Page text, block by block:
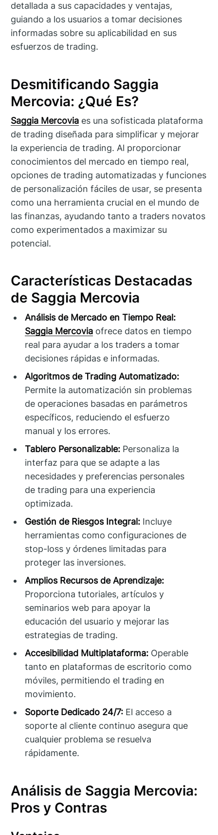
detallada a sus capacidades y ventajas,
guiando a los usuarios a tomar decisiones
informadas sobre su aplicabilidad en sus
esfuerzos de trading.
Desmitificando Saggia
Mercovia: ¿Qué Es?
Saggia Mercovia es una sofisticada plataforma
de trading diseñada para simplificar y mejorar
la experiencia de trading. Al proporcionar
conocimientos del mercado en tiempo real,
opciones de trading automatizadas y funciones
de personalización fáciles de usar, se presenta
como una herramienta crucial en el mundo de
las finanzas, ayudando tanto a traders novatos
como experimentados a maximizar su
potencial.
Características Destacadas
de Saggia Mercovia
Análisis de Mercado en Tiempo Real:
Saggia Mercovia ofrece datos en tiempo
real para ayudar a los traders a tomar
decisiones rápidas e informadas.
Algoritmos de Trading Automatizado:
Permite la automatización sin problemas
de operaciones basadas en parámetros
específicos, reduciendo el esfuerzo
manual y los errores.
Tablero Personalizable: Personaliza la
interfaz para que se adapte a las
necesidades y preferencias personales
de trading para una experiencia
optimizada.
Gestión de Riesgos Integral: Incluye
herramientas como configuraciones de
stop-loss y órdenes limitadas para
proteger las inversiones.
Amplios Recursos de Aprendizaje:
Proporciona tutoriales, artículos y
seminarios web para apoyar la
educación del usuario y mejorar las
estrategias de trading.
Accesibilidad Multiplataforma: Operable
tanto en plataformas de escritorio como
móviles, permitiendo el trading en
movimiento.
Soporte Dedicado 24/7: El acceso a
soporte al cliente continuo asegura que
cualquier problema se resuelva
rápidamente.
Análisis de Saggia Mercovia:
Pros y Contras